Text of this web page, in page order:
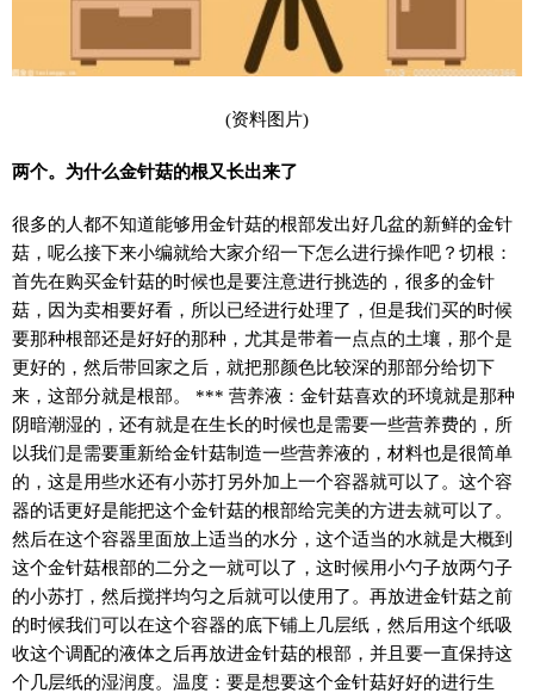
(资料图片)
两个。为什么金针菇的根又长出来了
很多的人都不知道能够用金针菇的根部发出好几盆的新鲜的金针
菇，呢么接下来小编就给大家介绍一下怎么进行操作吧？切根：
首先在购买金针菇的时候也是要注意进行挑选的，很多的金针
菇，因为卖相要好看，所以已经进行处理了，但是我们买的时候
要那种根部还是好好的那种，尤其是带着一点点的土壤，那个是
更好的，然后带回家之后，就把那颜色比较深的那部分给切下
来，这部分就是根部。 *** 营养液：金针菇喜欢的环境就是那种
阴暗潮湿的，还有就是在生长的时候也是需要一些营养费的，所
以我们是需要重新给金针菇制造一些营养液的，材料也是很简单
的，这是用些水还有小苏打另外加上一个容器就可以了。这个容
器的话更好是能把这个金针菇的根部给完美的方进去就可以了。
然后在这个容器里面放上适当的水分，这个适当的水就是大概到
这个金针菇根部的二分之一就可以了，这时候用小勺子放两勺子
的小苏打，然后搅拌均匀之后就可以使用了。再放进金针菇之前
的时候我们可以在这个容器的底下铺上几层纸，然后用这个纸吸
收这个调配的液体之后再放进金针菇的根部，并且要一直保持这
个几层纸的湿润度。温度：要是想要这个金针菇好好的进行生